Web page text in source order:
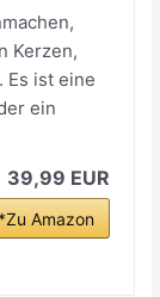
Kerzen,
Es ist eine
ein
39,99 EUR
Amazon